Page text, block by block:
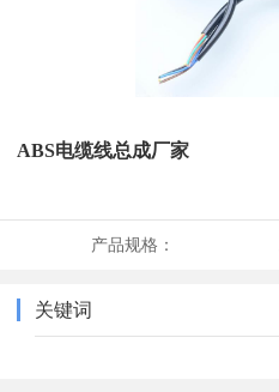
ABS电缆线总成厂家
产品规格：
关键词